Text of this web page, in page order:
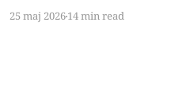
25 maj 202614 min read